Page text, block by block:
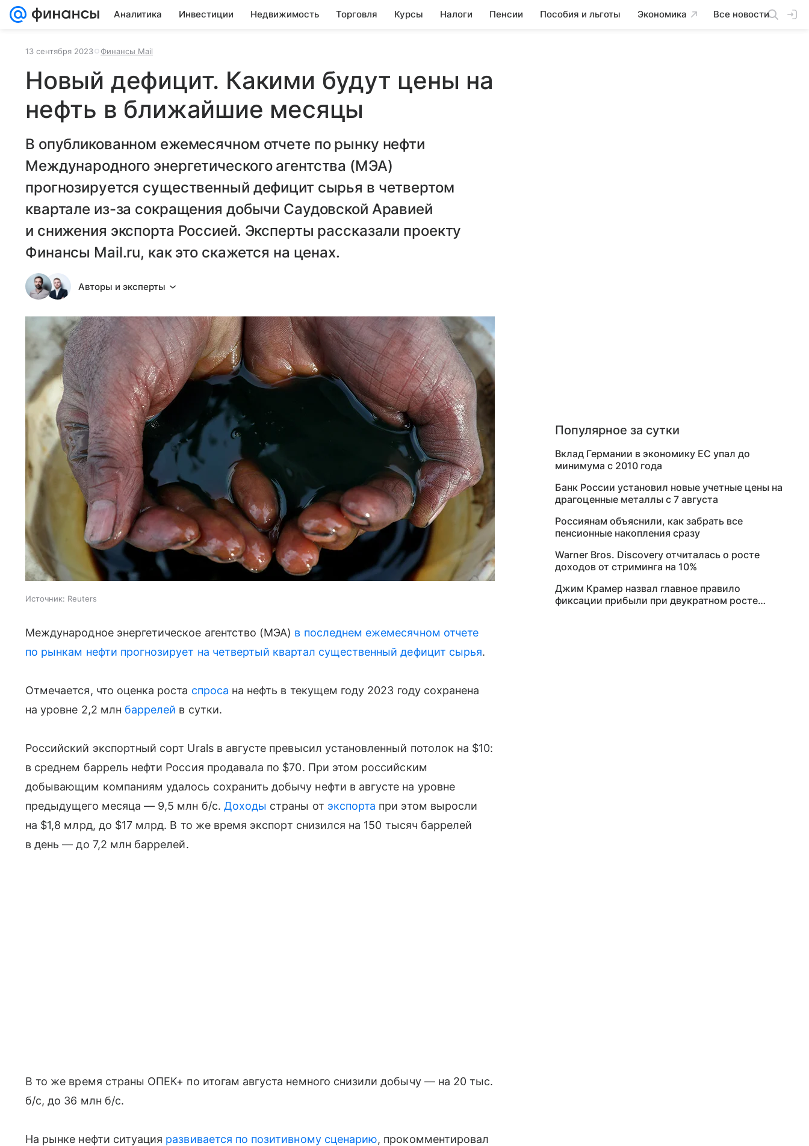
Аналитика Инвестиции Недвижимость Торговля Курсы Налоги Пенсии Пособия и льготы Экономика Все новости
13 сентября 2023 Финансы Mail
Новый дефицит. Какими будут цены на
нефть в ближайшие месяцы
В опубликованном ежемесячном отчете по рынку нефти
Международного энергетического агентства (МЭА)
прогнозируется существенный дефицит сырья в четвертом
квартале из-за сокращения добычи Саудовской Аравией
и снижения экспорта Россией. Эксперты рассказали проекту
Финансы Mail.ru, как это скажется на ценах.
Авторы и эксперты
Источник: Reuters
Международное энергетическое агентство (МЭА) в последнем ежемесячном отчете
по рынкам нефти прогнозирует на четвертый квартал существенный дефицит сырья.
Отмечается, что оценка роста спроса на нефть в текущем году 2023 году сохранена
на уровне 2,2 млн баррелей в сутки.
Российский экспортный сорт Urals в августе превысил установленный потолок на $10:
в среднем баррель нефти Россия продавала по $70. При этом российским
добывающим компаниям удалось сохранить добычу нефти в августе на уровне
предыдущего месяца — 9,5 млн б/с. Доходы страны от экспорта при этом выросли
на $1,8 млрд, до $17 млрд. В то же время экспорт снизился на 150 тысяч баррелей
в день — до 7,2 млн баррелей.
В то же время страны ОПЕК+ по итогам августа немного снизили добычу — на 20 тыс.
б/с, до 36 млн б/с.
На рынке нефти ситуация развивается по позитивному сценарию, прокомментировал
Популярное за сутки
Вклад Германии в экономику ЕС упал до
минимума с 2010 года
Банк России установил новые учетные цены на
драгоценные металлы с 7 августа
Россиянам объяснили, как забрать все
пенсионные накопления сразу
Warner Bros. Discovery отчиталась о росте
доходов от стриминга на 10%
Джим Крамер назвал главное правило
фиксации прибыли при двукратном росте